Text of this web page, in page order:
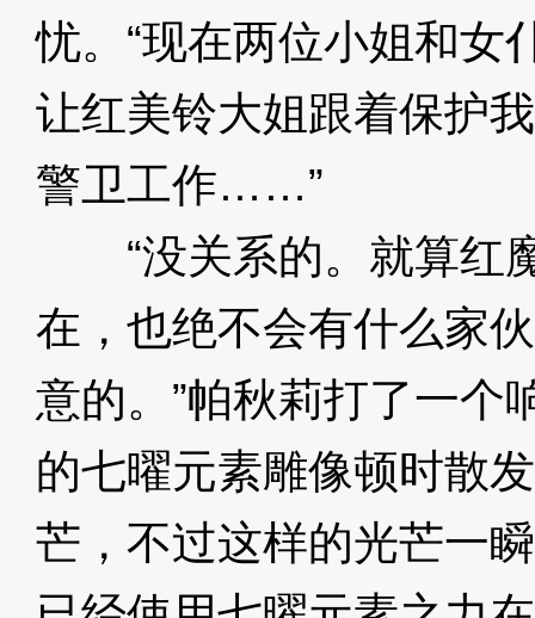
忧。“现在两位小姐和女
让红美铃大姐跟着保护
警卫工作……”
“没关系的。就算红
在，也绝不会有什么家
意的。”帕秋莉打了一个
的七曜元素雕像顿时散
芒，不过这样的光芒一